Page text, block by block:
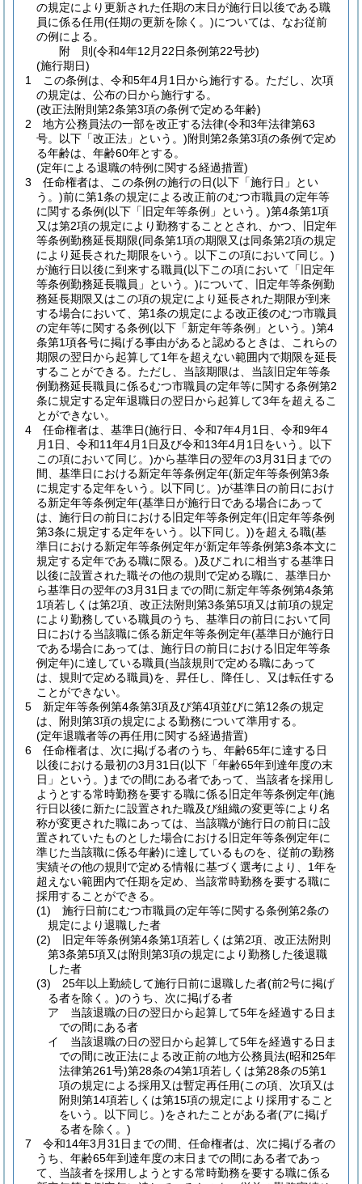
の規定により更新された任期の末日が施行日以後である職
員に係る任用(任期の更新を除く。)については、なお従前
の例による。
附 則(令和4年12月22日条例第22号抄)
(施行期日)
1
この条例は、令和5年4月1日から施行する。 ただし、次項
の規定は、公布の日から施行する。
(改正法附則第2条第3項の条例で定める年齢)
2
地方公務員法の一部を改正する法律(令和3年法律第63
号。以下「改正法」という。)附則第2条第3項の条例で定め
る年齢は、年齢60年とする。
(定年による退職の特例に関する経過措置)
3
任命権者は、この条例の施行の日(以下「施行日」とい
う。)前に第1条の規定による改正前のむつ市職員の定年等
に関する条例(以下「旧定年等条例」という。)第4条第1項
又は第2項の規定により勤務することとされ、かつ、旧定年
等条例勤務延長期限(同条第1項の期限又は同条第2項の規定
により延長された期限をいう。以下この項において同じ。)
が施行日以後に到来する職員(以下この項において「旧定年
等条例勤務延長職員」という。)について、旧定年等条例勤
務延長期限又はこの項の規定により延長された期限が到来
する場合において、第1条の規定による改正後のむつ市職員
の定年等に関する条例(以下「新定年等条例」という。)第4
条第1項各号に掲げる事由があると認めるときは、これらの
期限の翌日から起算して1年を超えない範囲内で期限を延長
することができる。 ただし、当該期限は、当該旧定年等条
例勤務延長職員に係るむつ市職員の定年等に関する条例第2
条に規定する定年退職日の翌日から起算して3年を超えるこ
とができない。
4
任命権者は、基準日(施行日、令和7年4月1日、令和9年4
月1日、令和11年4月1日及び令和13年4月1日をいう。以下
この項において同じ。)から基準日の翌年の3月31日までの
間、基準日における新定年等条例定年(新定年等条例第3条
に規定する定年をいう。以下同じ。)が基準日の前日におけ
る新定年等条例定年(基準日が施行日である場合にあって
は、施行日の前日における旧定年等条例定年(旧定年等条例
第3条に規定する定年をいう。以下同じ。))を超える職(基
準日における新定年等条例定年が新定年等条例第3条本文に
規定する定年である職に限る。)及びこれに相当する基準日
以後に設置された職その他の規則で定める職に、基準日か
ら基準日の翌年の3月31日までの間に新定年等条例第4条第
1項若しくは第2項、改正法附則第3条第5項又は前項の規定
により勤務している職員のうち、基準日の前日において同
日における当該職に係る新定年等条例定年(基準日が施行日
である場合にあっては、施行日の前日における旧定年等条
例定年)に達している職員(当該規則で定める職にあって
は、規則で定める職員)を、昇任し、降任し、又は転任する
ことができない。
5
新定年等条例第4条第3項及び第4項並びに第12条の規定
は、附則第3項の規定による勤務について準用する。
(定年退職者等の再任用に関する経過措置)
6
任命権者は、次に掲げる者のうち、年齢65年に達する日
以後における最初の3月31日(以下「年齢65年到達年度の末
日」という。) までの間にある者であって、当該者を採用し
ようとする常時勤務を要する職に係る旧定年等条例定年(施
行日以後に新たに設置された職及び組織の変更等により名
称が変更された職にあっては、当該職が施行日の前日に設
置されていたものとした場合における旧定年等条例定年に
準じた当該職に係る年齢)に達しているものを、従前の勤務
実績その他の規則で定める情報に基づく選考により、1年を
超えない範囲内で任期を定め、当該常時勤務を要する職に
採用することができる。
(1)
施行日前にむつ市職員の定年等に関する条例第2条の
規定により退職した者
(2)
旧定年等条例第4条第1項若しくは第2項、改正法附則
第3条第5項又は附則第3項の規定により勤務した後退職
した者
(3)
25年以上勤続して施行日前に退職した者(前2号に掲げ
る者を除く。)のうち、次に掲げる者
ア
当該退職の日の翌日から起算して5年を経過する日ま
での間にある者
イ
当該退職の日の翌日から起算して5年を経過する日ま
での間に改正法による改正前の地方公務員法(昭和25年
法律第261号)第28条の4第1項若しくは第28条の5第1
項の規定による採用又は暫定再任用(この項、次項又は
附則第14項若しくは第15項の規定により採用すること
をいう。以下同じ。)をされたことがある者(アに掲げ
る者を除く。)
7
令和14年3月31日までの間、任命権者は、次に掲げる者の
うち、年齢65年到達年度の末日までの間にある者であっ
て、当該者を採用しようとする常時勤務を要する職に係る